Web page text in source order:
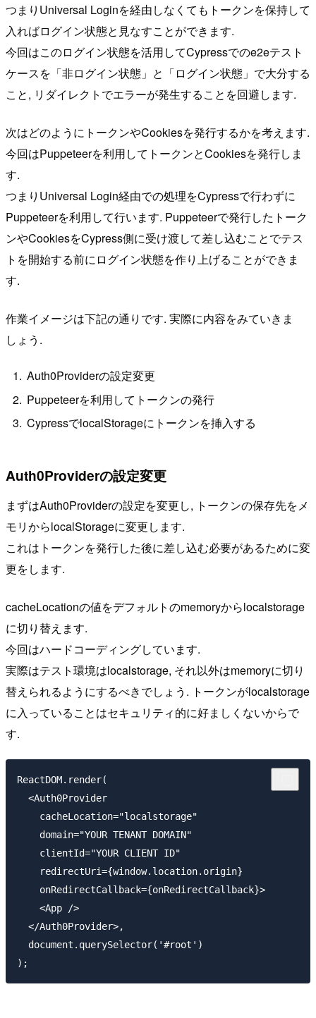
つまりUniversal Loginを経由しなくてもトークンを保持して
入ればログイン状態と見なすことができます.
今回はこのログイン状態を活用してCypressでのe2eテスト
ケースを「非ログイン状態」と「ログイン状態」で大分する
こと, リダイレクトでエラーが発生することを回避します.
次はどのようにトークンやCookiesを発行するかを考えます.
今回はPuppeteerを利用してトークンとCookiesを発行しま
す.
つまりUniversal Login経由での処理をCypressで行わずに
Puppeteerを利用して行います. Puppeteerで発行したトーク
ンやCookiesをCypress側に受け渡して差し込むことでテス
トを開始する前にログイン状態を作り上げることができま
す.
作業イメージは下記の通りです. 実際に内容をみていきま
しょう.
Auth0Providerの設定変更
Puppeteerを利用してトークンの発行
CypressでlocalStorageにトークンを挿入する
Auth0Providerの設定変更
まずはAuth0Providerの設定を変更し, トークンの保存先をメ
モリからlocalStorageに変更します.
これはトークンを発行した後に差し込む必要があるために変
更をします.
cacheLocationの値をデフォルトのmemoryからlocalstorage
に切り替えます.
今回はハードコーディングしています.
実際はテスト環境はlocalstorage, それ以外はmemoryに切り
替えられるようにするべきでしょう. トークンがlocalstorage
に入っていることはセキュリティ的に好ましくないからで
す.
ReactDOM.render(
  <Auth0Provider
    cacheLocation="localstorage"
    domain="YOUR TENANT DOMAIN"
    clientId="YOUR CLIENT ID"
    redirectUri={window.location.origin}
    onRedirectCallback={onRedirectCallback}>
    <App />
  </Auth0Provider>,
  document.querySelector('#root')